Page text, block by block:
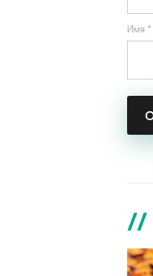
Имя *